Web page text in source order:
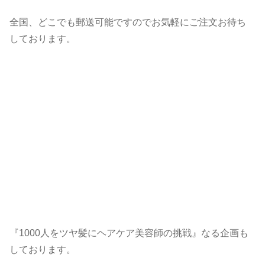
全国、どこでも郵送可能ですのでお気軽にご注文お待ち
しております。
『1000人をツヤ髪にヘアケア美容師の挑戦』なる企画も
しております。